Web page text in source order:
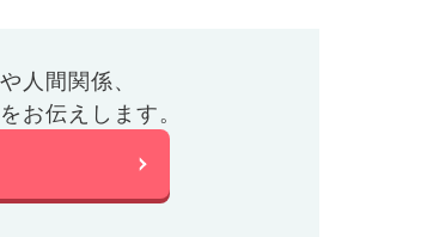
人間関係、
お伝えします。